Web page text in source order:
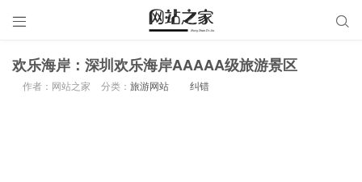
 
欢乐海岸：深圳欢乐海岸AAAAA级旅游景区
作者：网站之家 分类： 旅游网站 纠错